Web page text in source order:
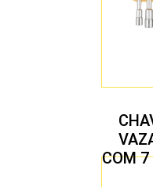
COM 7